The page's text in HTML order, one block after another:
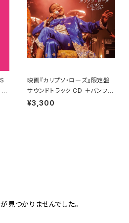
映画『カリプソ・ローズ』限定盤
サウンドトラック CD ＋パンフレ
ット 【送料無料】
¥3,300
見つかりませんでした。